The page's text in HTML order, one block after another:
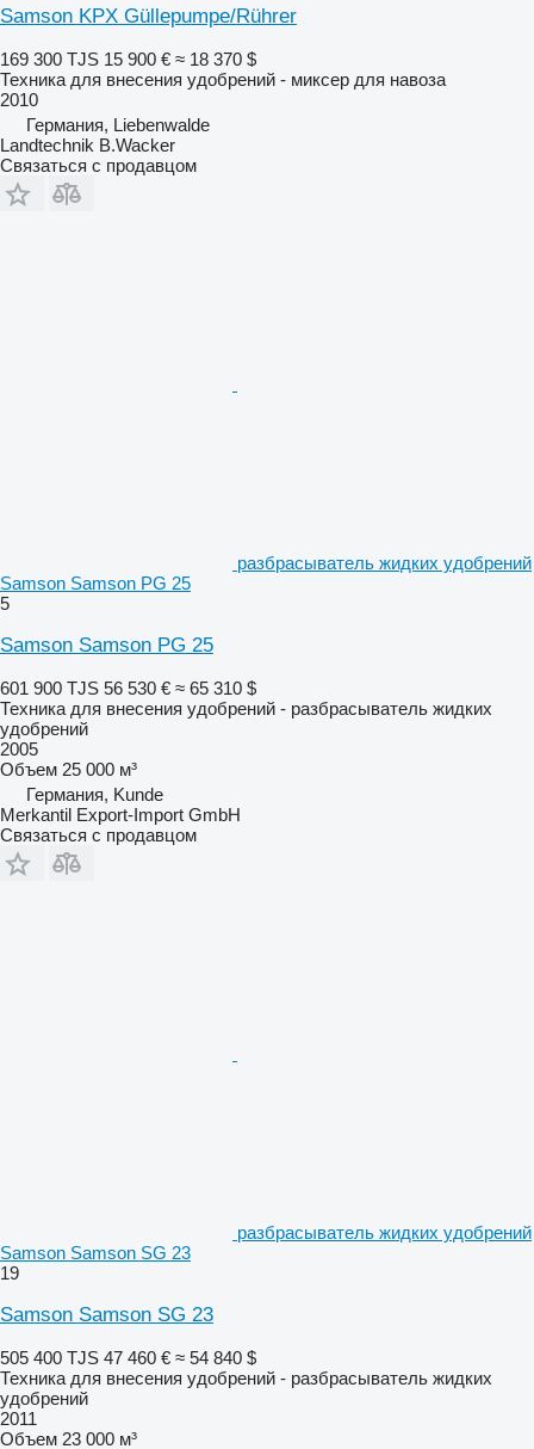
Samson KPX Güllepumpe/Rührer
169 300 TJS 15 900 € ≈ 18 370 $
Техника для внесения удобрений - миксер для навоза
2010
Германия, Liebenwalde
Landtechnik B.Wacker
Связаться с продавцом
разбрасыватель жидких удобрений
Samson Samson PG 25
5
Samson Samson PG 25
601 900 TJS 56 530 € ≈ 65 310 $
Техника для внесения удобрений - разбрасыватель жидких
удобрений
2005
Объем 25 000 м³
Германия, Kunde
Merkantil Export-Import GmbH
Связаться с продавцом
разбрасыватель жидких удобрений
Samson Samson SG 23
19
Samson Samson SG 23
505 400 TJS 47 460 € ≈ 54 840 $
Техника для внесения удобрений - разбрасыватель жидких
удобрений
2011
Объем 23 000 м³